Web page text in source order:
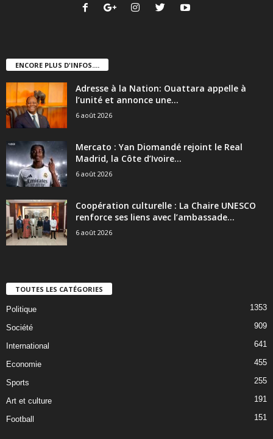
ENCORE PLUS D'INFOS....
Adresse à la Nation: Ouattara appelle à
l’unité et annonce une...
6 août 2026
Mercato : Yan Diomandé rejoint le Real
Madrid, la Côte d’Ivoire...
6 août 2026
Coopération culturelle : La Chaire UNESCO
renforce ses liens avec l’ambassade...
6 août 2026
TOUTES LES CATÉGORIES
Politique 1353
Société 909
International 641
Economie 455
Sports 255
Art et culture 191
Football 151